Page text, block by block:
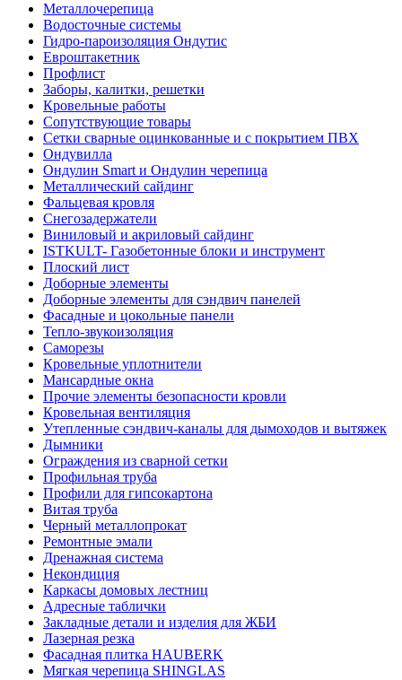
Металлочерепица
Водосточные системы
Гидро-пароизоляция Ондутис
Евроштакетник
Профлист
Заборы, калитки, решетки
Кровельные работы
Сопутствующие товары
Сетки сварные оцинкованные и с покрытием ПВХ
Ондувилла
Ондулин Smart и Ондулин черепица
Металлический сайдинг
Фальцевая кровля
Снегозадержатели
Виниловый и акриловый сайдинг
ISTKULT- Газобетонные блоки и инструмент
Плоский лист
Доборные элементы
Доборные элементы для сэндвич панелей
Фасадные и цокольные панели
Тепло-звукоизоляция
Саморезы
Кровельные уплотнители
Мансардные окна
Прочие элементы безопасности кровли
Кровельная вентиляция
Утепленные сэндвич-каналы для дымоходов и вытяжек
Дымники
Ограждения из сварной сетки
Профильная труба
Профили для гипсокартона
Витая труба
Черный металлопрокат
Ремонтные эмали
Дренажная система
Некондиция
Каркасы домовых лестниц
Адресные таблички
Закладные детали и изделия для ЖБИ
Лазерная резка
Фасадная плитка HAUBERK
Мягкая черепица SHINGLAS